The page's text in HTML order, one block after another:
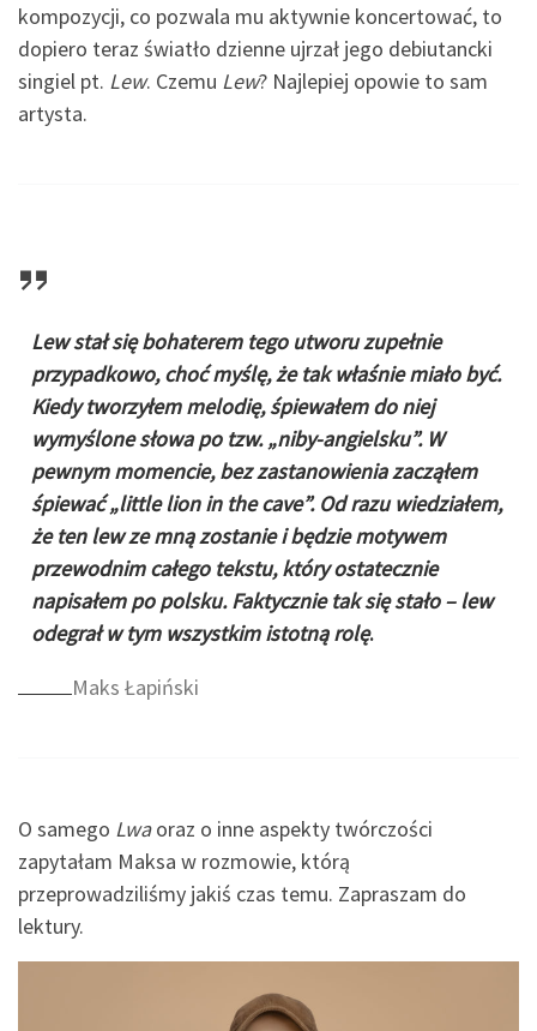
kompozycji, co pozwala mu aktywnie koncertować, to
dopiero teraz światło dzienne ujrzał jego debiutancki
singiel pt. Lew. Czemu Lew? Najlepiej opowie to sam
artysta.
Lew stał się bohaterem tego utworu zupełnie
przypadkowo, choć myślę, że tak właśnie miało być.
Kiedy tworzyłem melodię, śpiewałem do niej
wymyślone słowa po tzw. „niby-angielsku”. W
pewnym momencie, bez zastanowienia zacząłem
śpiewać „little lion in the cave”. Od razu wiedziałem,
że ten lew ze mną zostanie i będzie motywem
przewodnim całego tekstu, który ostatecznie
napisałem po polsku. Faktycznie tak się stało – lew
odegrał w tym wszystkim istotną rolę.
Maks Łapiński
O samego Lwaoraz o inne aspekty twórczości
zapytałam Maksa w rozmowie, którą
przeprowadziliśmy jakiś czas temu. Zapraszam do
lektury.